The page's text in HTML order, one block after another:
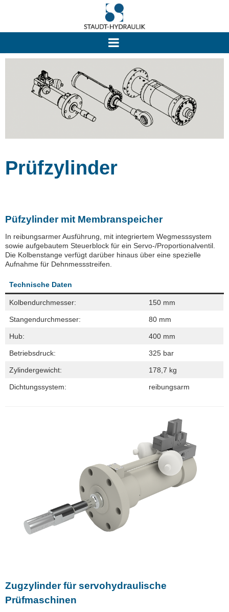
Prüfzylinder
Püfzylinder mit Membranspeicher
In reibungsarmer Ausführung, mit integriertem Wegmesssystem
sowie aufgebautem Steuerblock für ein Servo-/Proportionalventil.
Die Kolbenstange verfügt darüber hinaus über eine spezielle
Aufnahme für Dehnmessstreifen.
Technische Daten
Kolbendurchmesser: 150 mm
Stangendurchmesser: 80 mm
Hub: 400 mm
Betriebsdruck: 325 bar
Zylindergewicht: 178,7 kg
Dichtungssystem: reibungsarm
Zugzylinder für servohydraulische
Prüfmaschinen